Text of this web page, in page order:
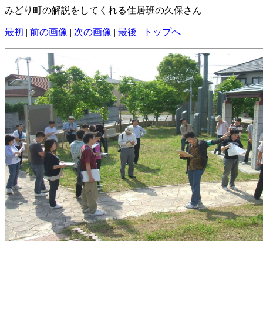
みどり町の解説をしてくれる住居班の久保さん
最初 | 前の画像 | 次の画像 | 最後 | トップへ